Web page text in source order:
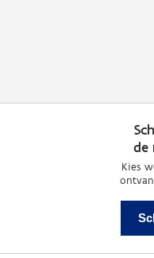
de
Kies